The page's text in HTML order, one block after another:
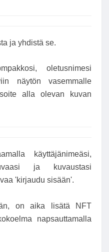
ja yhdistä se.
oletusnimesi
näytön vasemmalle
alla olevan kuvan
käyttäjänimeäsi,
ja kuvaustasi
'kirjaudu sisään'.
on aika lisätä NFT
napsauttamalla